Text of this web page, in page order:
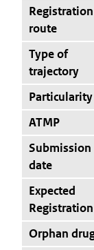
Registration
route
Type of
trajectory
Particularity
ATMP
Submission
date
Expected
Registration
Orphan